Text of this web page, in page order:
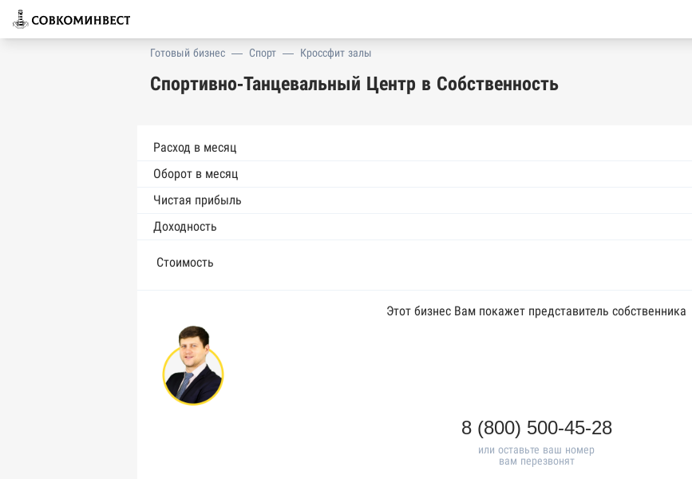
Готовый бизнес — Спорт — Кроссфит залы
Спортивно-Танцевальный Центр в Собственность
Расход в месяц
Оборот в месяц
Чистая прибыль
Доходность
Стоимость
Этот бизнес Вам покажет представитель собственника
8 (800) 500-45-28
или оставьте ваш номер
вам перезвонят